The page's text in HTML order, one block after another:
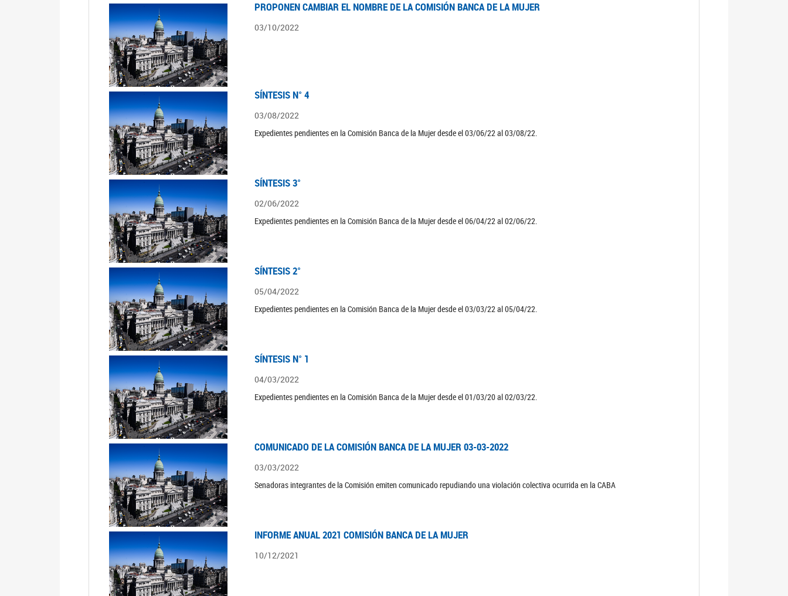
PROPONEN CAMBIAR EL NOMBRE DE LA COMISIÓN BANCA DE LA MUJER
03/10/2022
SÍNTESIS N° 4
03/08/2022
Expedientes pendientes en la Comisión Banca de la Mujer desde el 03/06/22 al 03/08/22.
SÍNTESIS 3°
02/06/2022
Expedientes pendientes en la Comisión Banca de la Mujer desde el 06/04/22 al 02/06/22.
SÍNTESIS 2°
05/04/2022
Expedientes pendientes en la Comisión Banca de la Mujer desde el 03/03/22 al 05/04/22.
SÍNTESIS N° 1
04/03/2022
Expedientes pendientes en la Comisión Banca de la Mujer desde el 01/03/20 al 02/03/22.
COMUNICADO DE LA COMISIÓN BANCA DE LA MUJER 03-03-2022
03/03/2022
Senadoras integrantes de la Comisión emiten comunicado repudiando una violación colectiva ocurrida en la CABA
INFORME ANUAL 2021 COMISIÓN BANCA DE LA MUJER
10/12/2021